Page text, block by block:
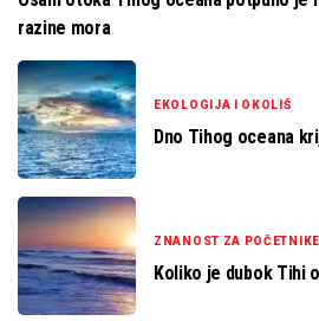
razine mora
EKOLOGIJA I OKOLIŠ
Dno Tihog oceana
ZNANOST ZA POČETNIKE
Koliko je dubok Tihi